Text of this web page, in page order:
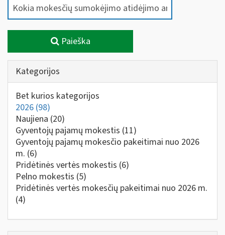
Paieška
Kategorijos
Bet kurios kategorijos
2026 (98)
Naujiena (20)
Gyventojų pajamų mokestis (11)
Gyventojų pajamų mokesčio pakeitimai nuo 2026
m. (6)
Pridėtinės vertės mokestis (6)
Pelno mokestis (5)
Pridėtinės vertės mokesčių pakeitimai nuo 2026 m.
(4)